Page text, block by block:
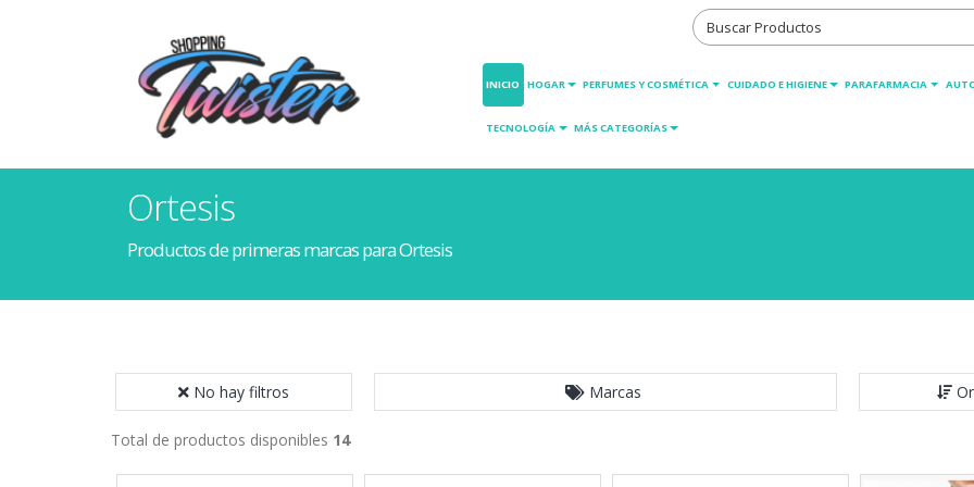
INICIO HOGAR PERFUMES Y COSMÉTICA CUIDADO E HIGIENE PARAFARMACIA
TECNOLOGÍA MÁS CATEGORÍAS
Ortesis
Productos de primeras marcas para Ortesis
No hay filtros Marcas
Total de productos disponibles 14